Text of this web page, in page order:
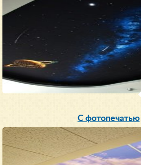
С фотопечатью